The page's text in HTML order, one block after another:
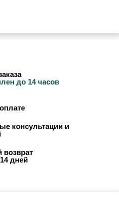
до 14 часов
консультации и
возврат
дней